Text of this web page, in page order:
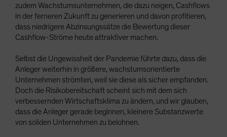
zudem Wachstumsunternehmen, die dazu neigen, Cashflows
in der ferneren Zukunft zu generieren und davon profitieren,
dass niedrigere Abzinsungssätze die Bewertung dieser
Cashflow-Ströme heute attraktiver machen.
Selbst die Ungewissheit der Pandemie führte dazu, dass die
Anleger weiterhin in größere, wachstumsorientierte
Unternehmen strömten, weil sie diese als sicher empfanden.
Doch die Risikobereitschaft scheint sich mit dem sich
verbessernden Wirtschaftsklima zu ändern, und wir glauben,
dass die Anleger gerade beginnen, kleinere Substanzwerte
von soliden Unternehmen zu belohnen.